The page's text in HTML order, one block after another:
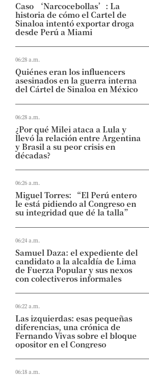
Caso ‘Narcocebollas’: La
historia de cómo el Cartel de
Sinaloa intentó exportar droga
desde Perú a Miami
06:28 a.m.
Quiénes eran los influencers
asesinados en la guerra interna
del Cártel de Sinaloa en México
06:28 a.m.
¿Por qué Milei ataca a Lula y
llevó la relación entre Argentina
y Brasil a su peor crisis en
décadas?
06:26 a.m.
Miguel Torres: “El Perú entero
le está pidiendo al Congreso en
su integridad que dé la talla”
06:24 a.m.
Samuel Daza: el expediente del
candidato a la alcaldía de Lima
de Fuerza Popular y sus nexos
con colectiveros informales
06:22 a.m.
Las izquierdas: esas pequeñas
diferencias, una crónica de
Fernando Vivas sobre el bloque
opositor en el Congreso
06:18 a.m.